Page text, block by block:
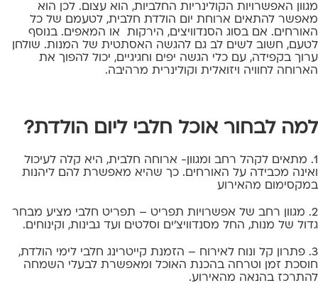
מגוון האפשרויות הקולינריות החלביות, הוא עצום. לכן הוא
מאפשר להתאים ארוחת יום הולדת חלבית, לטעמם של כל
האורחים. אם בסוג הסנדוויצים, הירקות או המאפים. בנוסף
לטעם, חשוב לשים לב גם להגשה האסתטית של המנות. שולחן
ערוך בקפידה, עם כלי הגשה יפים וחגיגיים, יכול להפוך את
הארוחה לחוויה ויזואלית וקולינרית מרהיבה.
למה לבחור אוכל חלבי ליום הולדת?
1. מתאים לקהל רחב ומגוון- ארוחה חלבית, היא קלה לעיכול
ואינה מכבידה על האורחים. כך שהיא מאפשרת להם ליהנות
במקסימום מהאירוע
2. מגוון רחב של אפשרויות תפריט – תפריט חלבי מציע מבחר
גדול של מנות, החל מסנדוויצ'ים וסלטים ועד גבינות, וקינוחים.
3. פתרון קל ונוח לאירוח – הזמנת קייטרינג חלבי לימי הולדת,
חוסכת זמן וטרחה בהכנת האוכל ומאפשרת לבעלי השמחה
להתרכז בהנאה מהאירוע.